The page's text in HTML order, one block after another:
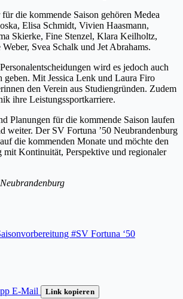
die kommende Saison gehören Medea
Elisa Schmidt, Vivien Haasmann,
Skierke, Fine Stenzel, Klara Keilholtz,
Svea Schalk und Jet Abrahams.
wird es jedoch auch
geben. Mit Jessica Lenk und Laura Firo
den Verein aus Studiengründen. Zudem
ihre Leistungssportkarriere.
Planungen für die kommende Saison laufen
weiter. Der SV Fortuna ’50 Neubrandenburg
die kommenden Monate und möchte den
mit Kontinuität, Perspektive und regionaler
#SV Fortuna ‘50
E-Mail Link kopieren